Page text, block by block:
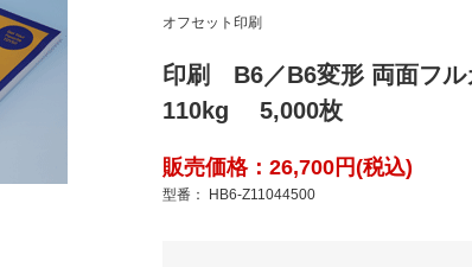
オフセット印刷
印刷 B6／B6変形 両面フル
110kg 5,000枚
販売価格：26,700円(税込)
型番： HB6-Z11044500